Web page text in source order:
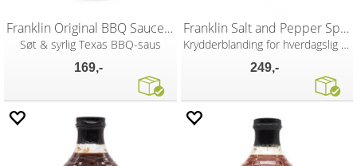
Franklin Original BBQ Sauce 510g
Søt & syrlig Texas BBQ-saus
169,-
Franklin Salt and Pepper Spice Rub 326g
Krydderblanding for hverdagslig bruk
249,-